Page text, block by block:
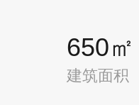
650㎡
建筑面积